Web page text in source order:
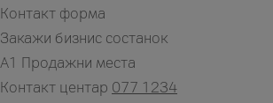
Контакт форма
Закажи бизнис состанок
A1 Продажни места
Контакт центар 077 1234